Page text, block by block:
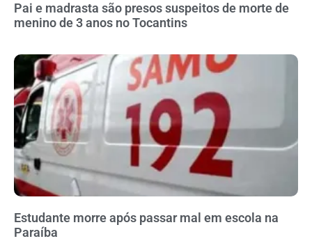
Pai e madrasta são presos suspeitos de morte de
menino de 3 anos no Tocantins
Estudante morre após passar mal em escola na
Paraíba